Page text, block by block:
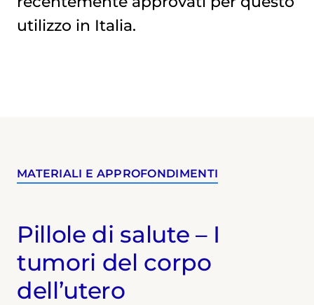
utilizzo in Italia.
MATERIALI E APPROFONDIMENTI
Pillole di salute – I
tumori del corpo
dell’utero